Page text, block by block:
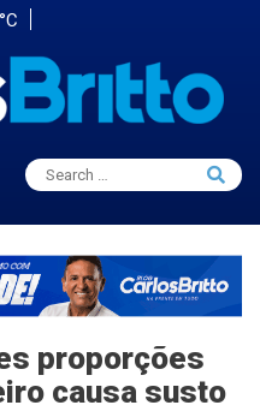
Search
for:
Search
proporções
causa susto